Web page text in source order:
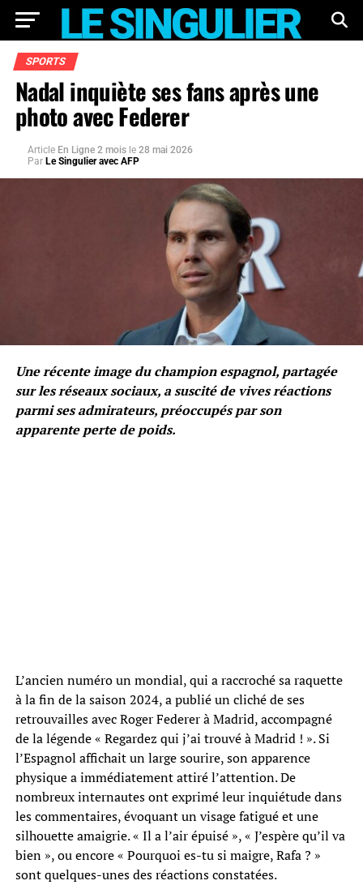
SPORTS
Nadal inquiète ses fans après une
photo avec Federer
Article En Ligne 2 mois le 28 mai 2026
Par Le Singulier avec AFP
Une récente image du champion espagnol, partagée
sur les réseaux sociaux, a suscité de vives réactions
parmi ses admirateurs, préoccupés par son
apparente perte de poids.
L’ancien numéro un mondial, qui a raccroché sa raquette
à la fin de la saison 2024, a publié un cliché de ses
retrouvailles avec Roger Federer à Madrid, accompagné
de la légende « Regardez qui j’ai trouvé à Madrid ! ». Si
l’Espagnol affichait un large sourire, son apparence
physique a immédiatement attiré l’attention. De
nombreux internautes ont exprimé leur inquiétude dans
les commentaires, évoquant un visage fatigué et une
silhouette amaigrie. « Il a l’air épuisé », « J’espère qu’il va
bien », ou encore « Pourquoi es-tu si maigre, Rafa ? »
sont quelques-unes des réactions constatées.